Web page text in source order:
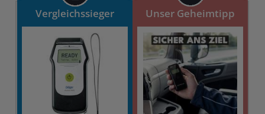
Vergleichssieger Unser Geheimtipp